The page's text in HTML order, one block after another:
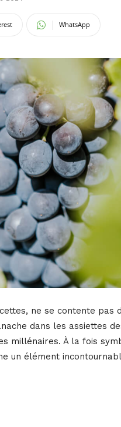
WhatsApp
ne se contente pas
dans les assiettes
millénaires. À la fois
un élément